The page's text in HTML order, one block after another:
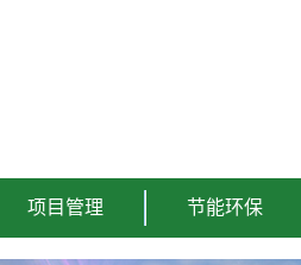
项目管理 节能环保